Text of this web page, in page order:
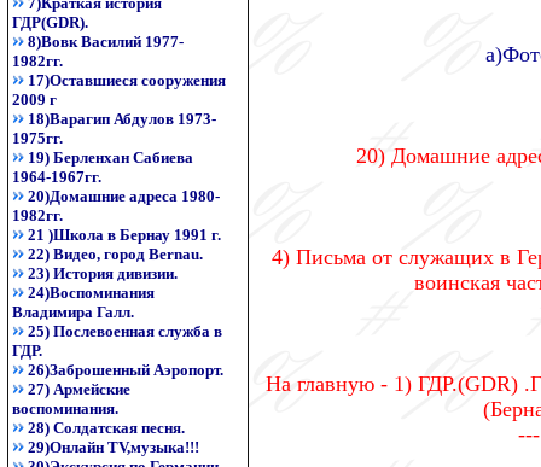
ГДР(GDR).
8)Вовк Василий 1977-
1982гг.
17)Оставшиеся сооружения
2009 г
18)Варагип Абдулов 1973-
1975гг.
19) Берленхан Сабиева
1964-1967гг.
20)Домашние адреса 1980-
1982гг.
21 )Школа в Бернау 1991 г.
22) Видео, город Bernau.
23) История дивизии.
24)Воспоминания
Владимира Галл.
25) Послевоенная служба в
ГДР.
26)Заброшенный Аэропорт.
27) Армейские
воспоминания.
28) Солдатская песня.
29)Онлайн TV,музыка!!!
20) Домашние
4) Письма от служащих в
воинская
На главную - 1) ГДР.(GDR)